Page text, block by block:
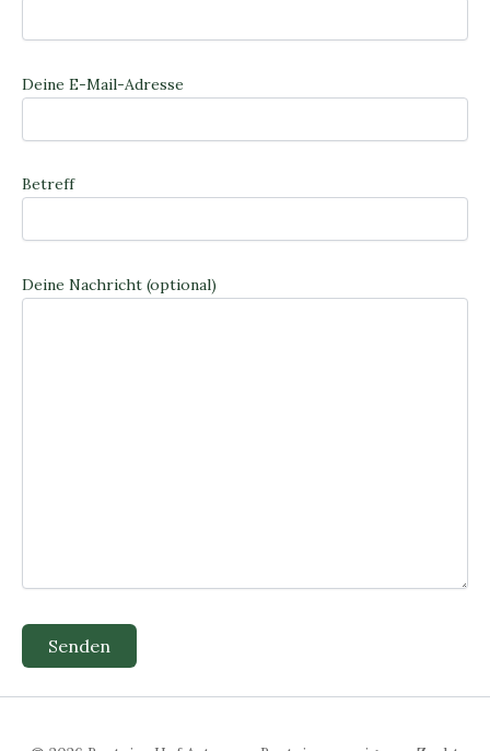
Deine E-Mail-Adresse
Betreff
Deine Nachricht (optional)